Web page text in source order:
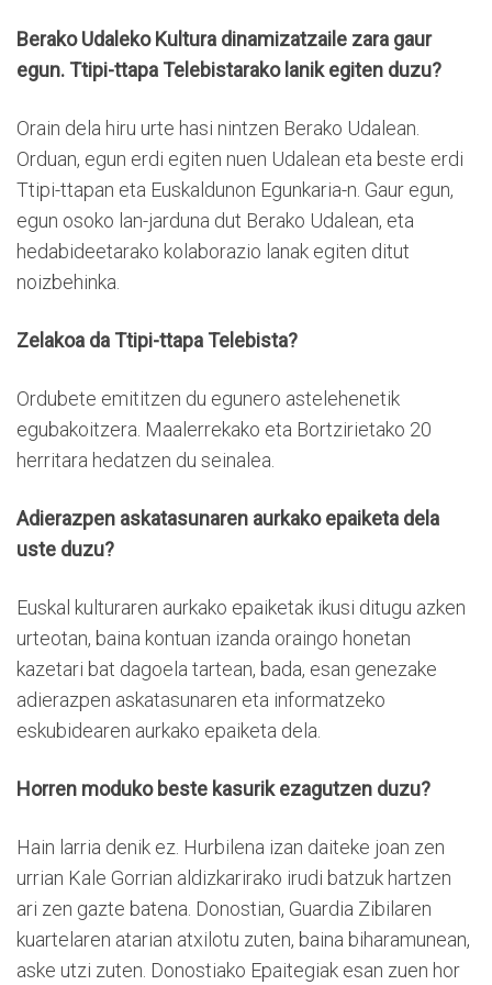
Berako Udaleko Kultura dinamizatzaile zara gaur
egun. Ttipi-ttapa Telebistarako lanik egiten duzu?
Orain dela hiru urte hasi nintzen Berako Udalean.
Orduan, egun erdi egiten nuen Udalean eta beste erdi
Ttipi-ttapan eta Euskaldunon Egunkaria-n. Gaur egun,
egun osoko lan-jarduna dut Berako Udalean, eta
hedabideetarako kolaborazio lanak egiten ditut
noizbehinka.
Zelakoa da Ttipi-ttapa Telebista?
Ordubete emititzen du egunero astelehenetik
egubakoitzera. Maalerrekako eta Bortzirietako 20
herritara hedatzen du seinalea.
Adierazpen askatasunaren aurkako epaiketa dela
uste duzu?
Euskal kulturaren aurkako epaiketak ikusi ditugu azken
urteotan, baina kontuan izanda oraingo honetan
kazetari bat dagoela tartean, bada, esan genezake
adierazpen askatasunaren eta informatzeko
eskubidearen aurkako epaiketa dela.
Horren moduko beste kasurik ezagutzen duzu?
Hain larria denik ez. Hurbilena izan daiteke joan zen
urrian Kale Gorrian aldizkarirako irudi batzuk hartzen
ari zen gazte batena. Donostian, Guardia Zibilaren
kuartelaren atarian atxilotu zuten, baina biharamunean,
aske utzi zuten. Donostiako Epaitegiak esan zuen hor